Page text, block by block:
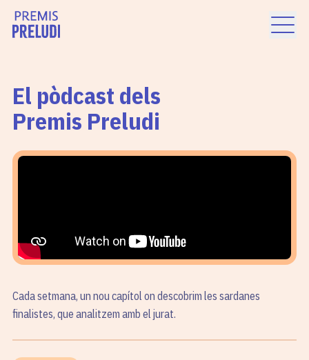
El pòdcast dels
Premis Preludi
Cada setmana, un nou capítol on descobrim les sardanes
finalistes, que analitzem amb el jurat.